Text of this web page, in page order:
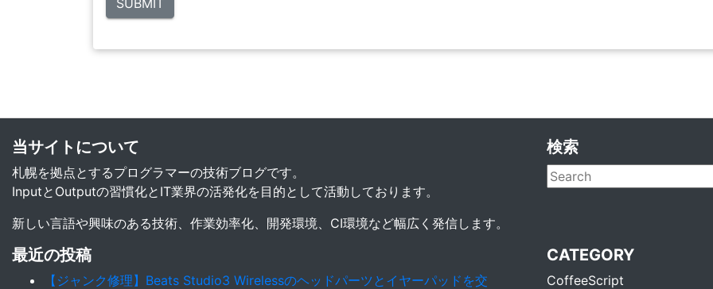
当サイトについて
札幌を拠点とするプログラマーの技術ブログです。
InputとOutputの習慣化とIT業界の活発化を目的として活動しております。
新しい言語や興味のある技術、作業効率化、開発環境、CI環境など幅広く発信します。
検索
最近の投稿
【ジャンク修理】Beats Studio3 Wirelessのヘッドパーツとイヤーパッドを交
CATEGORY
CoffeeScript